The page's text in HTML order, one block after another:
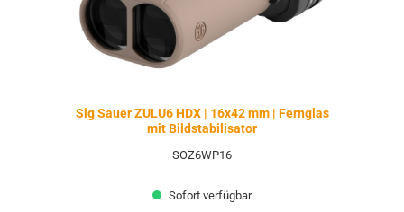
Sig Sauer ZULU6 HDX | 16x42 mm | Fernglas
mit Bildstabilisator
SOZ6WP16
Sofort verfügbar